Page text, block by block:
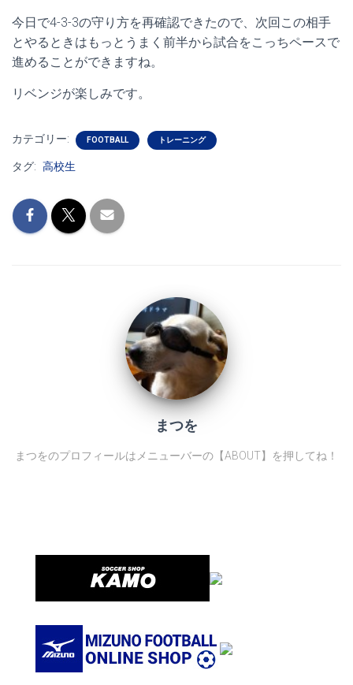
今日で4-3-3の守り方を再確認できたので、次回この相手
とやるときはもっとうまく前半から試合をこっちペースで
進めることができますね。
リベンジが楽しみです。
カテゴリー: FOOTBALL トレーニング
タグ: 高校生
まつを
まつをのプロフィールはメニューバーの【ABOUT】を押してね！